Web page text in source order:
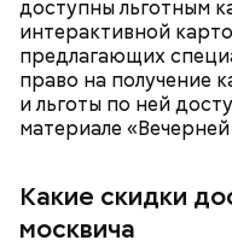
доступны льготным
интерактивной
предлагающих
право на получение
и льготы по ней
материале
Какие скидки
москвича
— На сегодняшний
Подвал Мастера